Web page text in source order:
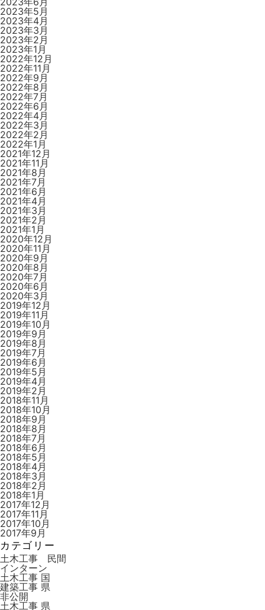
2023年5月
2023年4月
2023年3月
2023年2月
2023年1月
2022年12月
2022年11月
2022年9月
2022年8月
2022年7月
2022年6月
2022年4月
2022年3月
2022年2月
2022年1月
2021年12月
2021年11月
2021年8月
2021年7月
2021年6月
2021年4月
2021年3月
2021年2月
2021年1月
2020年12月
2020年11月
2020年9月
2020年8月
2020年7月
2020年6月
2020年3月
2019年12月
2019年11月
2019年10月
2019年9月
2019年8月
2019年7月
2019年6月
2019年5月
2019年4月
2019年2月
2018年11月
2018年10月
2018年9月
2018年8月
2018年7月
2018年6月
2018年5月
2018年4月
2018年3月
2018年2月
2018年1月
2017年12月
2017年11月
2017年10月
2017年9月
カテゴリー
土木工事 民間
インターン
土木工事 国
建築工事 県
非公開
土木工事 県